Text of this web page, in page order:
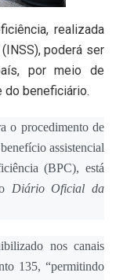
realizada
poderá ser
por meio de
do beneficiário.
o procedimento de
assistencial
(BPC), está
Diário Oficial da
nos canais
135, “permitindo